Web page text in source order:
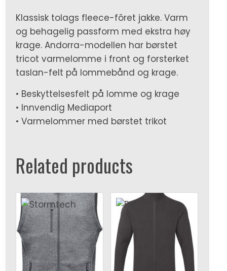
Klassisk tolags fleece-fôret jakke. Varm
og behagelig passform med ekstra høy
krage. Andorra-modellen har børstet
tricot varmelomme i front og forsterket
taslan-felt på lommebånd og krage.
• Beskyttelsesfelt på lomme og krage
• Innvendig Mediaport
• Varmelommer med børstet trikot
Related products